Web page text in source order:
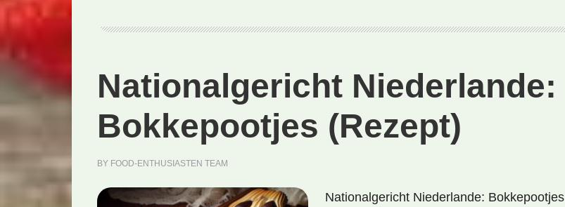
Nationalgericht Niederlande:
Bokkepootjes (Rezept)
BY FOOD-ENTHUSIASTEN TEAM
Nationalgericht Niederlande: Bokkepootjes